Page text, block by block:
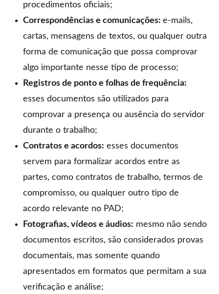
procedimentos oficiais;
Correspondências e comunicações:e-mails,
cartas, mensagens de textos, ou qualquer outra
forma de comunicação que possa comprovar
algo importante nesse tipo de processo;
Registros de ponto e folhas de frequência:
esses documentos são utilizados para
comprovar a presença ou ausência do servidor
durante o trabalho;
Contratos e acordos: esses documentos
servem para formalizar acordos entre as
partes, como contratos de trabalho, termos de
compromisso, ou qualquer outro tipo de
acordo relevante no PAD;
Fotografias, vídeos e áudios: mesmo não sendo
documentos escritos, são considerados provas
documentais, mas somente quando
apresentados em formatos que permitam a sua
verificação e análise;